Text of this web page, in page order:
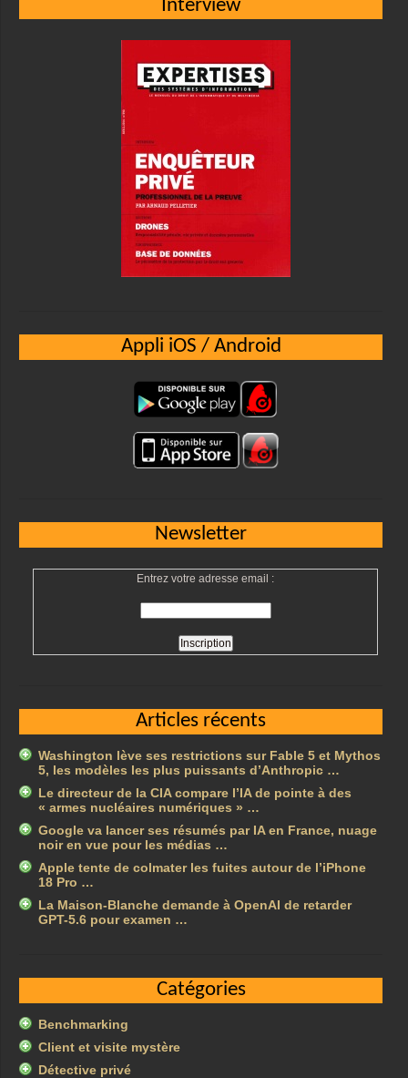
Interview
Appli iOS / Android
Newsletter
Entrez votre adresse email :
Articles récents
Washington lève ses restrictions sur Fable 5 et Mythos
5, les modèles les plus puissants d’Anthropic …
Le directeur de la CIA compare l’IA de pointe à des
« armes nucléaires numériques » …
Google va lancer ses résumés par IA en France, nuage
noir en vue pour les médias …
Apple tente de colmater les fuites autour de l’iPhone
18 Pro …
La Maison-Blanche demande à OpenAI de retarder
GPT-5.6 pour examen …
Catégories
Benchmarking
Client et visite mystère
Détective privé